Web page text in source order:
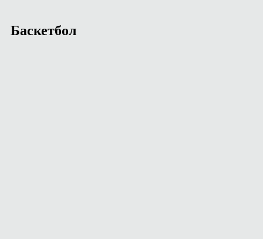
Баскетбол